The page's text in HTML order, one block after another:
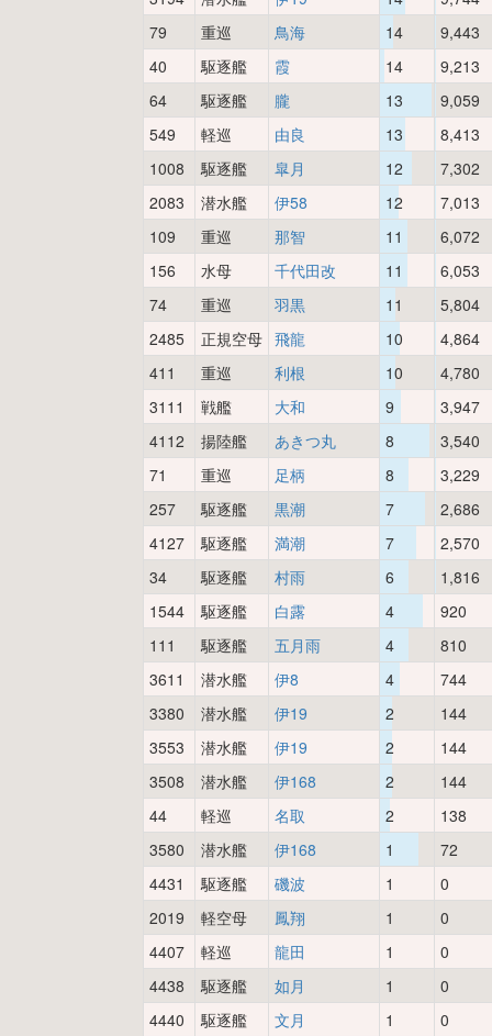
79
重巡 鳥海 14
9,443
40
駆逐艦 霞 14
9,213
64
駆逐艦 朧 13
9,059
549
軽巡 由良 13
8,413
1008
駆逐艦 皐月 12
7,302
2083
潜水艦 伊58 12
7,013
109
重巡 那智 11
6,072
156
水母 千代田改 11
6,053
74
重巡 羽黒 11
5,804
2485
正規空母 飛龍 10
4,864
411
重巡 利根 10
4,780
3111
戦艦 大和 9
3,947
4112
揚陸艦 あきつ丸 8
3,540
71
重巡 足柄 8
3,229
257
駆逐艦 黒潮 7
2,686
4127
駆逐艦 満潮 7
2,570
34
駆逐艦 村雨 6
1,816
1544
駆逐艦 白露 4
920
111
駆逐艦 五月雨 4
810
3611
潜水艦 伊8 4
744
3380
潜水艦 伊19 2
144
3553
潜水艦 伊19 2
144
3508
潜水艦 伊168 2
144
44
軽巡 名取 2
138
3580
潜水艦 伊168 1
72
4431
駆逐艦 磯波 1
0
2019
軽空母 鳳翔 1
0
4407
軽巡 龍田 1
0
4438
駆逐艦 如月 1
0
4440
駆逐艦 文月 1
0